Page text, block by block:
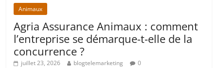
Animaux
Agria Assurance Animaux : comment
l’entreprise se démarque-t-elle de la
concurrence ?
juillet 23, 2026 blogtelemarketing 0